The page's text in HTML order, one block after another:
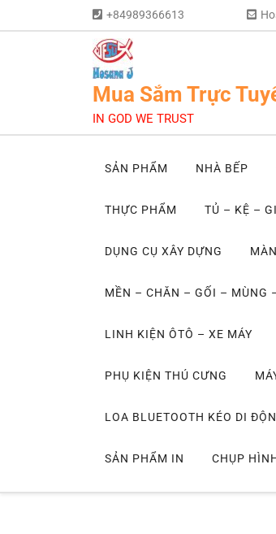
+84989366613
Mua Sắm Trực
IN GOD WE TRUST
SẢN PHẨM NHÀ BẾP
THỰC PHẨM TỦ – KỆ –
DỤNG CỤ XÂY DỰNG
MỀN – CHĂN – GỐI – MÙNG
LINH KIỆN ÔTÔ – XE MÁY
PHỤ KIỆN THÚ CƯNG
LOA BLUETOOTH KÉO DI
SẢN PHẨM IN CHỤP